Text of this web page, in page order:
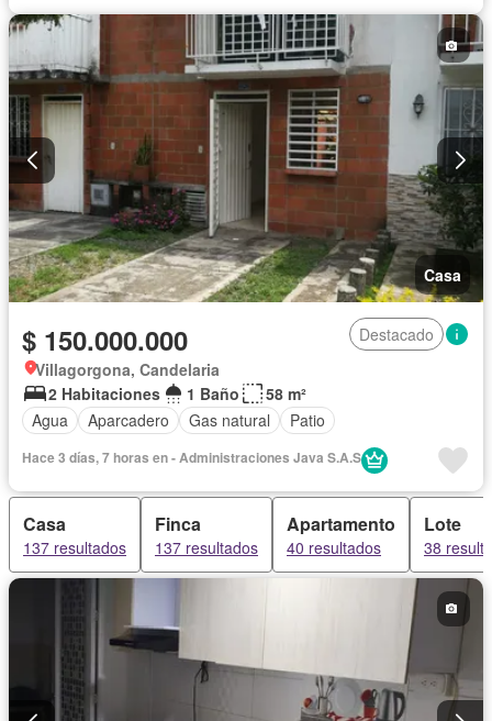
Casa
$ 150.000.000
Destacado
Villagorgona, Candelaria
2 Habitaciones
1 Baño
58 m²
Agua
Aparcadero Gas natural Patio
Hace 3 días, 7 horas en - Administraciones Java S.A.S
Casa
137 resultados
Finca
137 resultados
Apartamento
40 resultados
Lote
38